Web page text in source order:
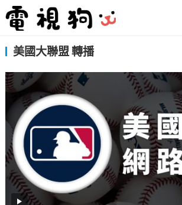
美國大聯盟 轉播